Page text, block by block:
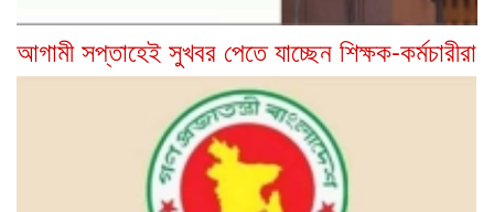
আগামী সপ্তাহেই সুখবর পেতে যাচ্ছেন শিক্ষক-কর্মচারীরা